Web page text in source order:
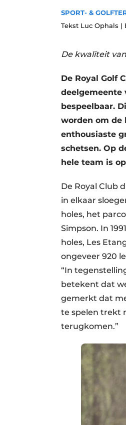
SPORT- &
Tekst Luc Ophals |
De kwaliteit
De Royal Golf
deelgemeente
bespeelbaar.
worden om de
enthousiaste
schetsen. Op
hele team is
De Royal Club
in elkaar
holes, het
Simpson. In
holes, Les
ongeveer 920
“In
betekent dat
gemerkt dat
te spelen trekt
terugkomen.”